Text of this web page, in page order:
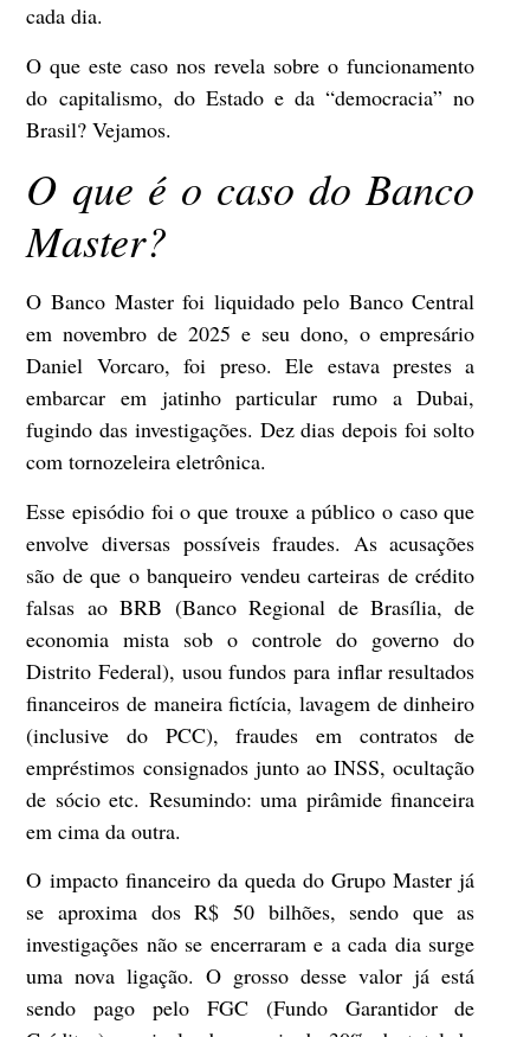
cada dia.
O que este caso nos revela sobre o funcionamento
do capitalismo, do Estado e da “democracia” no
Brasil? Vejamos.
O que é o caso do Banco
Master?
O Banco Master foi liquidado pelo Banco Central
em novembro de 2025 e seu dono, o empresário
Daniel Vorcaro, foi preso. Ele estava prestes a
embarcar em jatinho particular rumo a Dubai,
fugindo das investigações. Dez dias depois foi solto
com tornozeleira eletrônica.
Esse episódio foi o que trouxe a público o caso que
envolve diversas possíveis fraudes. As acusações
são de que o banqueiro vendeu carteiras de crédito
falsas ao BRB (Banco Regional de Brasília, de
economia mista sob o controle do governo do
Distrito Federal), usou fundos para inflar resultados
financeiros de maneira fictícia, lavagem de dinheiro
(inclusive do PCC), fraudes em contratos de
empréstimos consignados junto ao INSS, ocultação
de sócio etc. Resumindo: uma pirâmide financeira
em cima da outra.
O impacto financeiro da queda do Grupo Master já
se aproxima dos R$ 50 bilhões, sendo que as
investigações não se encerraram e a cada dia surge
uma nova ligação. O grosso desse valor já está
sendo pago pelo FGC (Fundo Garantidor de